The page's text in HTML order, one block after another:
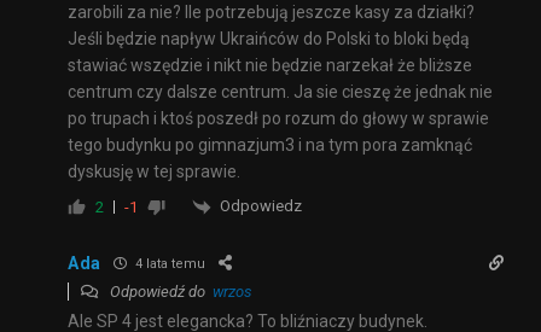
zarobili za nie? Ile potrzebują jeszcze kasy za działki?
Jeśli będzie napływ Ukraińców do Polski to bloki będą
stawiać wszędzie i nikt nie będzie narzekał że bliższe
centrum czy dalsze centrum. Ja sie cieszę że jednak nie
po trupach i ktoś poszedł po rozum do głowy w sprawie
tego budynku po gimnazjum3 i na tym pora zamknąć
dyskusję w tej sprawie.
2 -1 Odpowiedz
Ada 4 lata temu
Odpowiedź do wrzos
Ale SP 4 jest elegancka? To bliźniaczy budynek.